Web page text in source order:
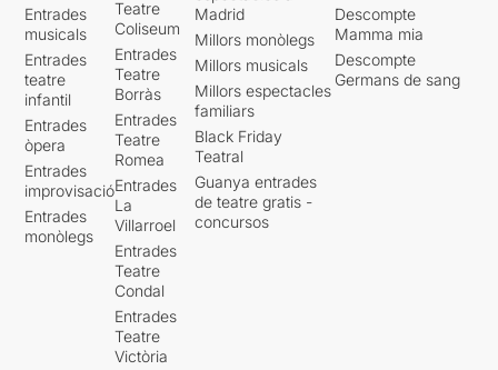
Entrades
musicals
Entrades
teatre
infantil
Entrades
òpera
Entrades
improvisació
Entrades
monòlegs
Teatre
Coliseum
Entrades
Teatre
Borràs
Entrades
Teatre
Romea
Entrades
La
Villarroel
Entrades
Teatre
Condal
Entrades
Teatre
Victòria
Madrid
Millors monòlegs
Millors musicals
Millors espectacles
familiars
Black Friday
Teatral
Guanya entrades
de teatre gratis -
concursos
Descompte
Mamma mia
Descompte
Germans de sang